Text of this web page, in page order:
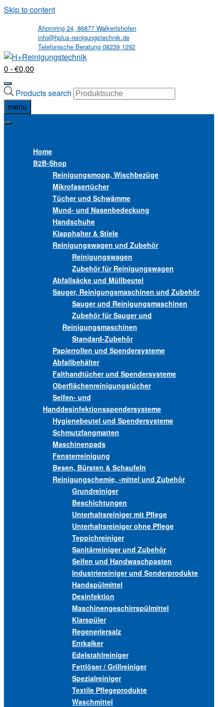
Skip to content
Ahornring 24, 86877 Walkertshofen
info@hplus-reinigungstechnik.de
Telefonische Beratung 08239 1292
0 - €0,00
Products search
menu
Home
B2B-Shop
Reinigungsmopp, Wischbezüge
Mikrofasertücher
Tücher und Schwämme
Mund- und Nasenbedeckung
Handschuhe
Klapphalter & Stiele
Reinigungswagen und Zubehör
Reinigungswagen
Zubehör für Reinigungswagen
Abfallsäcke und Müllbeutel
Sauger, Reinigungsmaschinen und Zubehör
Sauger und Reinigungsmaschinen
Zubehör für Sauger und
Reinigungsmaschinen
Standard-Zubehör
Papierrollen und Spendersysteme
Abfallbehälter
Falthandtücher und Spendersysteme
Oberflächenreinigungstücher
Seifen- und
Handdesinfektionsspendersysteme
Hygienebeutel und Spendersysteme
Schmutzfangmatten
Maschinenpads
Fensterreinigung
Besen, Bürsten & Schaufeln
Reinigungschemie, -mittel und Zubehör
Grundreiniger
Beschichtungen
Unterhaltsreiniger mit Pflege
Unterhaltsreiniger ohne Pflege
Teppichreiniger
Sanitärreiniger und Zubehör
Seifen und Handwaschpasten
Industriereiniger und Sonderprodukte
Handspülmittel
Desinfektion
Maschinengeschirrspülmittel
Klarspüler
Regeneriersalz
Entkalker
Edelstahlreiniger
Fettlöser / Grillreiniger
Spezialreiniger
Textile Pflegeprodukte
Waschmittel